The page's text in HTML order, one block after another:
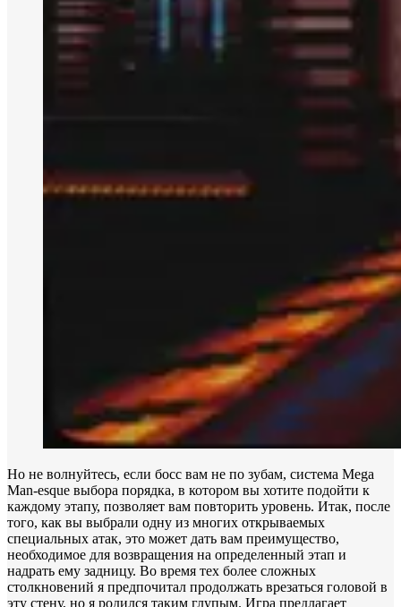
Но не волнуйтесь, если босс вам не по зубам, система Mega
Man-esque выбора порядка, в котором вы хотите подойти к
каждому этапу, позволяет вам повторить уровень. Итак, после
того, как вы выбрали одну из многих открываемых
специальных атак, это может дать вам преимущество,
необходимое для возвращения на определенный этап и
надрать ему задницу. Во время тех более сложных
столкновений я предпочитал продолжать врезаться головой в
эту стену, но я родился таким глупым. Игра предлагает